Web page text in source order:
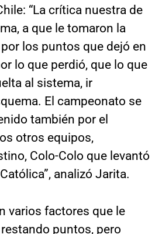
“La crítica nuestra de
a que le tomaron la
los puntos que dejó en
lo que perdió, que lo que
al sistema, ir
El campeonato se
también por el
otros equipos,
Colo-Colo que levantó
analizó Jarita.
varios factores que le
puntos, pero